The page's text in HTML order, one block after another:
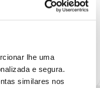
lhe uma
e segura.
similares nos
Forum|Forum|8 years ago